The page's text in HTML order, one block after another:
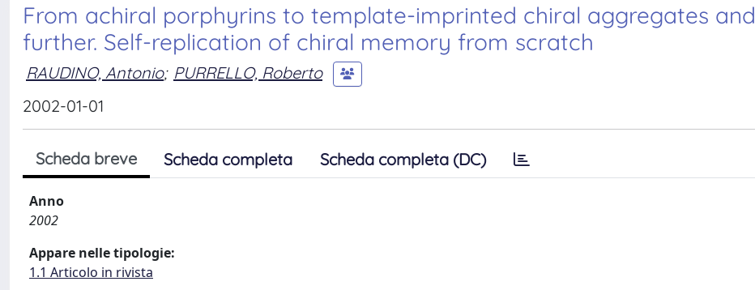
From achiral porphyrins to template-imprinted chiral aggregates and
further. Self-replication of chiral memory from scratch
RAUDINO, Antonio; PURRELLO, Roberto
2002-01-01
Scheda breve Scheda completa Scheda completa (DC)
Anno
2002
Appare nelle tipologie:
1.1 Articolo in rivista